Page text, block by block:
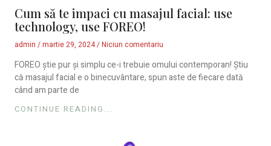
Cum să te impaci cu masajul facial: use
technology, use FOREO!
admin martie 29, 2024 Niciun comentariu
FOREO știe pur și simplu ce-i trebuie omului contemporan! Știu
că masajul facial e o binecuvântare, spun aste de fiecare dată
când am parte de
CONTINUE READING...